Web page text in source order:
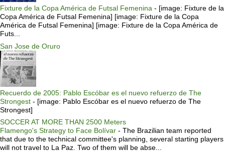
Fixture de la Copa América de Futsal Femenina - [image: Fixture de la
Copa América de Futsal Femenina] [image: Fixture de la Copa
América de Futsal Femenina] [image: Fixture de la Copa América de
Futs...
San Jose de Oruro
Recuerdo de 2005: Pablo Escóbar es el nuevo refuerzo de The
Strongest - [image: Pablo Escóbar es el nuevo refuerzo de The
Strongest]
SOCCER AT MORE THAN 2500 Meters
Flamengo's Strategy to Face Bolívar - The Brazilian team reported
that due to the technical committee's planning, several starting players
will not travel to La Paz. Two of them will be abse...